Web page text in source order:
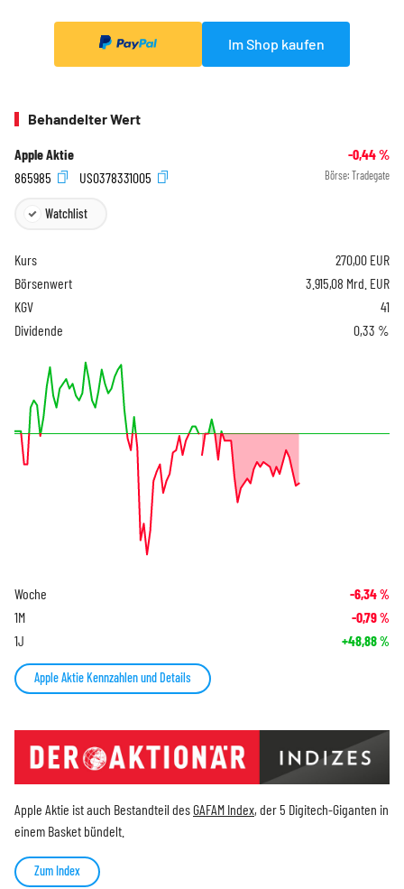
Im Shop kaufen
Behandelter Wert
Apple Aktie -0,44%
865985
US0378331005 Börse: Tradegate
Watchlist
Kurs 270,00 EUR
Börsenwert
3.915,08 Mrd. EUR
KGV
41
Dividende
0,33 %
Woche -6,34%
1M -0,79%
1J +48,88%
Apple Aktie Kennzahlen und Details
Apple Aktie ist auch Bestandteil desGAFAM Index, der 5 Digitech-Giganten in
einem Basket bündelt.
Zum Index